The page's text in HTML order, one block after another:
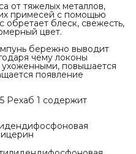
от тяжелых металлов,
примесей с помощью
обретает блеск, свежесть,
цвет.
бережно выводит
чему локоны
ухоженными, повышается
появление
Рехаб 1 содержит